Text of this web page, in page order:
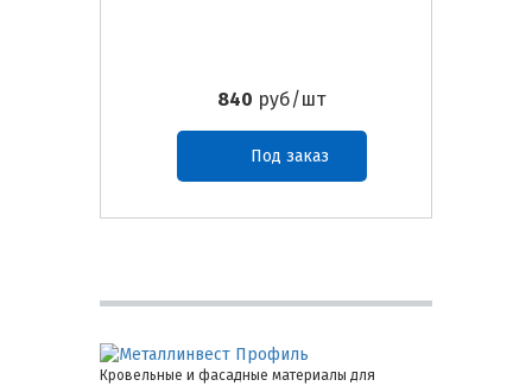
840 руб/шт
Под заказ
Кровельные и фасадные материалы для